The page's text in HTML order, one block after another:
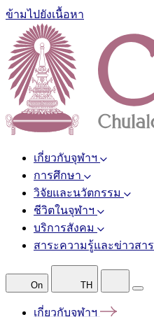
ข้ามไปยังเนื้อหา
เกี่ยวกับจุฬาฯ
การศึกษา
วิจัยและนวัตกรรม
ชีวิตในจุฬาฯ
บริการสังคม
สาระความรู้และข่าวสาร
On TH
เกี่ยวกับจุฬาฯ